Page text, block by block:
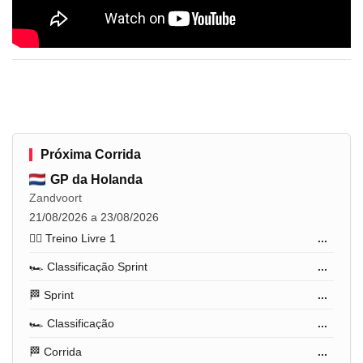
Próxima Corrida
GP da Holanda
Zandvoort
21/08/2026 a 23/08/2026
🏋️‍♂️ Treino Livre 1
...
🏎️ Classificação Sprint ...
🏁 Sprint ...
🏎️ Classificação ...
🏁 Corrida ...